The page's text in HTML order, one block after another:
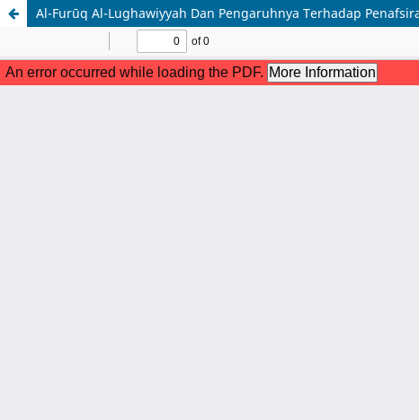
Al-Furūq Al-Lughawiyyah Dan Pengaruhnya Terhadap